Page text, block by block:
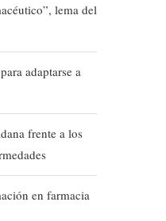
lema del
adaptarse a
frente a los
en farmacia